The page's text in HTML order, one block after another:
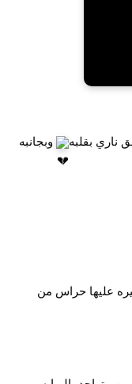
ناري بقلبه
وبجانبه
عليها حراس من